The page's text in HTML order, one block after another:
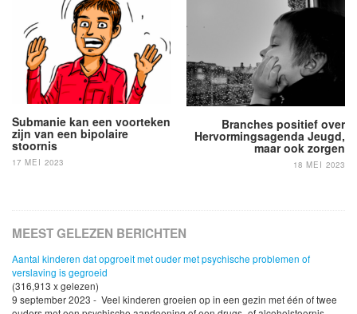
navigatie
Branches positief over
Hervormingsagenda Jeugd,
maar ook zorgen
18 MEI 2023
Submanie kan een voorteken
zijn van een bipolaire
stoornis
17 MEI 2023
MEEST GELEZEN BERICHTEN
Aantal kinderen dat opgroeit met ouder met psychische problemen of
verslaving is gegroeid
(316,913 x gelezen)
9 september 2023 - Veel kinderen groeien op in een gezin met één of twee